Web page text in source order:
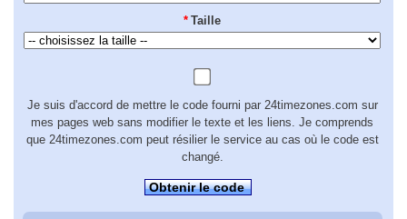
* Taille
Je suis d'accord de mettre le code fourni par 24timezones.com sur
mes pages web sans modifier le texte et les liens. Je comprends
que 24timezones.com peut résilier le service au cas où le code est
changé.
Obtenir le code